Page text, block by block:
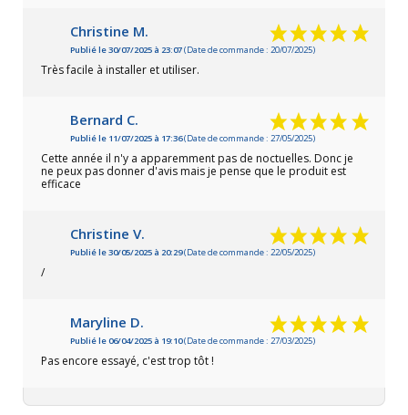
Christine M.
Publié le 30/07/2025 à 23:07(Date de commande : 20/07/2025)
Très facile à installer et utiliser.
Bernard C.
Publié le 11/07/2025 à 17:36(Date de commande : 27/05/2025)
Cette année il n'y a apparemment pas de noctuelles. Donc je
ne peux pas donner d'avis mais je pense que le produit est
efficace
Christine V.
Publié le 30/05/2025 à 20:29(Date de commande : 22/05/2025)
/
Maryline D.
Publié le 06/04/2025 à 19:10(Date de commande : 27/03/2025)
Pas encore essayé, c'est trop tôt !